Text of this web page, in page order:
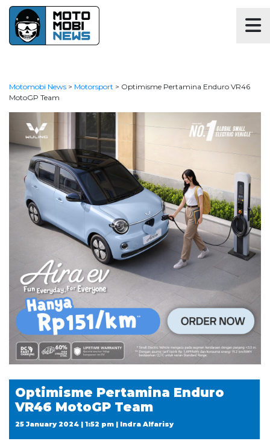
Motomobi News > Motorsport > Optimisme Pertamina Enduro VR46
MotoGP Team
Optimisme Pertamina Enduro
VR46 MotoGP Team
25 January 2024 | 1:52 pm | Indra Alfarisy